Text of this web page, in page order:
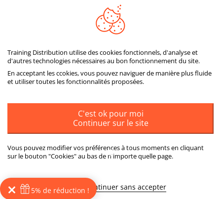
Training Distribution utilise des cookies fonctionnels, d'analyse et
d'autres technologies nécessaires au bon fonctionnement du site.
En acceptant les ccokies, vous pouvez naviguer de manière plus fluide
et utiliser toutes les fonctionnalités proposées.
C'est ok pour moi
Continuer sur le site
Vous pouvez modifier vos préférences à tous moments en cliquant
sur le bouton "Cookies" au bas de n'importe quelle page.
Plus d'informationsou Continuer sans accepter
© 2026Training DistributionTous droits réservés
5% de réduction !